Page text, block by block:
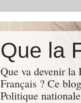
Que la
Que va devenir la
Français ? Ce
Politique